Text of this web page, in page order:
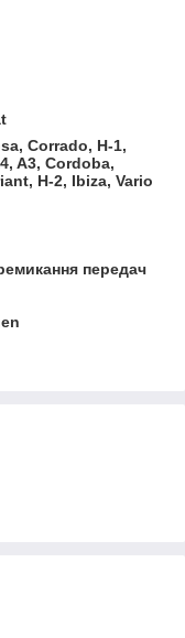
Corrado, H-1,
A3, Cordoba,
H-2, Ibiza, Vario
передач